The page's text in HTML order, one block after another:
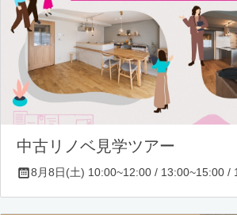
中古リノベ見学ツアー
8月8日(土) 10:00~12:00 / 13:00~15:00 /